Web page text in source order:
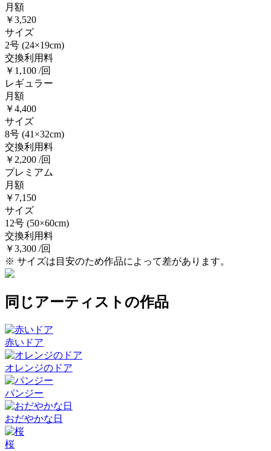
月額
￥3,520
サイズ
2号 (24×19cm)
交換利用料
￥1,100 /回
レギュラー
月額
￥4,400
サイズ
8号 (41×32cm)
交換利用料
￥2,200 /回
プレミアム
月額
￥7,150
サイズ
12号 (50×60cm)
交換利用料
￥3,300 /回
※ サイズは目安のため作品によって差があります。
同じアーティストの作品
赤いドア
オレンジのドア
パンジー
おだやかな日
桜